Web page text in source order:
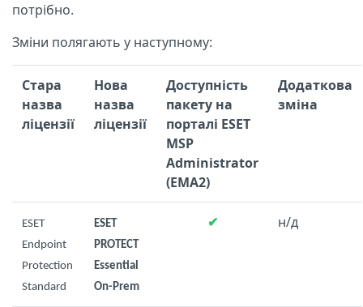
потрібно.
Зміни полягають у наступному:
Стара
назва
ліцензії
Нова
назва
ліцензії
Доступність
пакету на
порталі ESET
MSP
Administrator
(EMA2)
Додаткова
зміна
ESET
Endpoint
Protection
Standard
ESET
PROTECT
Essential
On-Prem
✔ н/д